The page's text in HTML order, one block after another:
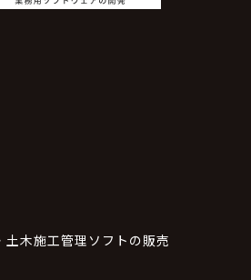
木施工管理ソフトの販売